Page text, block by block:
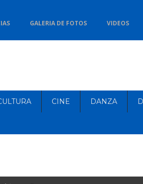
GALERIA DE FOTOS VIDEOS
CINE DANZA